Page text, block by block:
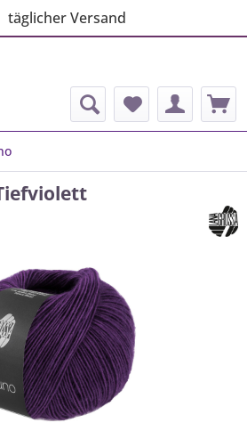
täglicher Versand